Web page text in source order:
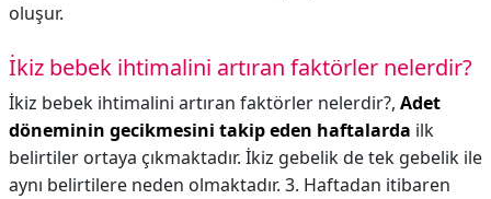
oluşur.
İkiz bebek ihtimalini artıran faktörler nelerdir?
İkiz bebek ihtimalini artıran faktörler nelerdir?, Adet
döneminin gecikmesini takip eden haftalarda ilk
belirtiler ortaya çıkmaktadır. İkiz gebelik de tek gebelik ile
aynı belirtilere neden olmaktadır. 3. Haftadan itibaren